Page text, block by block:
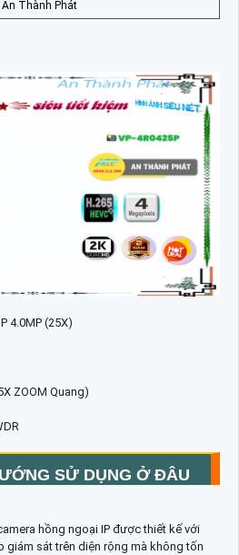
Thành Phát
4.0MP (25X)
ZOOM Quang)
SỬ DỤNG Ở ĐÂU
hồng ngoại IP được thiết kế với
giám sát trên diện rộng mà không tốn